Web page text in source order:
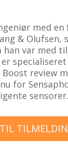
med
& Olufsen,
han var med
specialiseret
review
for
sensorer.